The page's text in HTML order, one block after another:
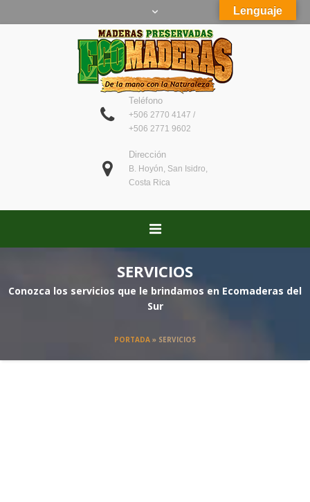
Teléfono
+506 2770 4147 /
+506 2771 9602
Dirección
B. Hoyón, San Isidro,
Costa Rica
SERVICIOS
Conozca los servicios que le brindamos en Ecomaderas del
Sur
PORTADA » SERVICIOS
Lenguaje